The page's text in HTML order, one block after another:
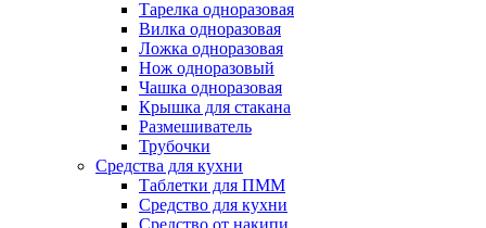
Тарелка одноразовая
Вилка одноразовая
Ложка одноразовая
Нож одноразовый
Чашка одноразовая
Крышка для стакана
Размешиватель
Трубочки
Средства для кухни
Таблетки для ПММ
Средство для кухни
Средство от накипи